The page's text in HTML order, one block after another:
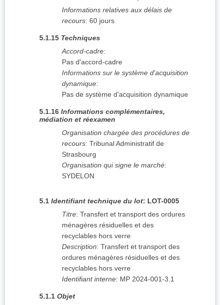
Informations relatives aux délais de
recours: 60 jours
5.1.15 Techniques
Accord-cadre:
Pas d'accord-cadre
Informations sur le système d'acquisition
dynamique:
Pas de système d'acquisition dynamique
5.1.16 Informations complémentaires,
médiation et réexamen
Organisation chargée des procédures de
recours: Tribunal Administratif de
Strasbourg
Organisation qui signe le marché:
SYDELON
5.1 Identifiant technique du lot: LOT-0005
Titre: Transfert et transport des ordures
ménagères résiduelles et des
recyclables hors verre
Description: Transfert et transport des
ordures ménagères résiduelles et des
recyclables hors verre
Identifiant interne: MP 2024-001-3.1
5.1.1 Objet